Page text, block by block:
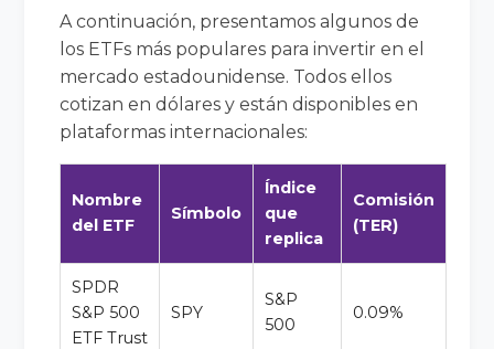
A continuación, presentamos algunos de
los ETFs más populares para invertir en el
mercado estadounidense. Todos ellos
cotizan en dólares y están disponibles en
plataformas internacionales:
Nombre
del ETF
Símbolo
Índice
que
replica
Comisión
(TER)
SPDR
S&P 500
ETF Trust
SPY
S&P
500
0.09%